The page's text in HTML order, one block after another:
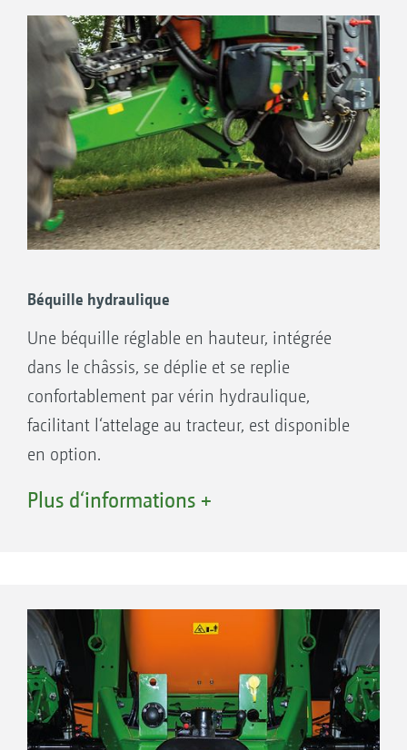
Béquille hydraulique
Une béquille réglable en hauteur, intégrée
dans le châssis, se déplie et se replie
confortablement par vérin hydraulique,
facilitant l‘attelage au tracteur, est disponible
en option.
Plus d‘informations +